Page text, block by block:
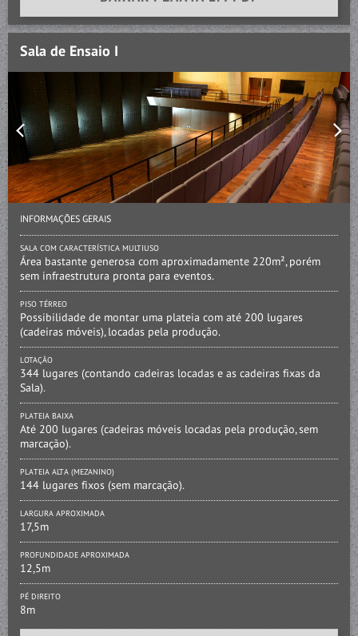
Sala de Ensaio I
INFORMAÇÕES GERAIS
SALA COM CARACTERÍSTICA MULTIUSO
Área bastante generosa com aproximadamente 220m², porém
sem infraestrutura pronta para eventos.
PISO TÉRREO
Possibilidade de montar uma plateia com até 200 lugares
(cadeiras móveis), locadas pela produção.
LOTAÇÃO
344 lugares (contando cadeiras locadas e as cadeiras fixas da
Sala).
PLATEIA BAIXA
Até 200 lugares (cadeiras móveis locadas pela produção, sem
marcação).
PLATEIA ALTA (MEZANINO)
144 lugares fixos (sem marcação).
LARGURA APROXIMADA
17,5m
PROFUNDIDADE APROXIMADA
12,5m
PÉ DIREITO
8m